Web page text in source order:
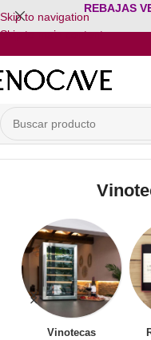
Skip to navigation
Skip to main content
REBAJAS
Inicio/Por Tamaño de la
Vinotecas